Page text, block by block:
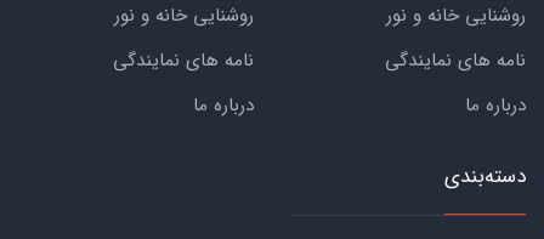
روشنایی خانه و نور
نامه های نمایندگی
درباره ما
روشنایی خانه و نور
نامه های نمایندگی
درباره ما
دسته‌بندی